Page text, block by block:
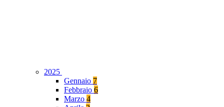
2025
Gennaio 7
Febbraio 6
Marzo 4